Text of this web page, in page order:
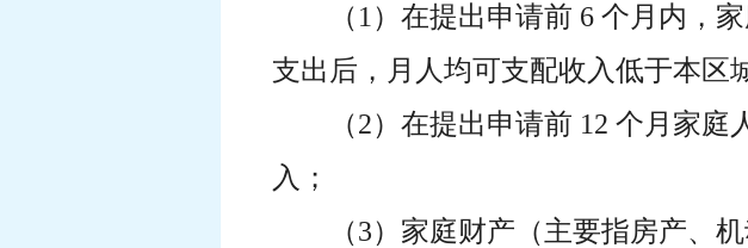
（1）在提出申请前 6 个月内，
支出后，月人均可支配收入低于本区
（2）在提出申请前 12 个月家
入；
（3）家庭财产（主要指房产、